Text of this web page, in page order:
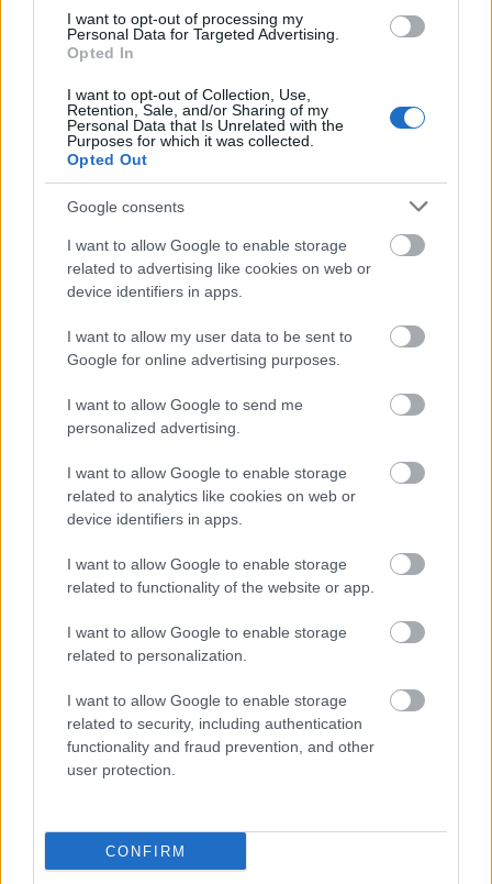
I want to opt-out of processing my
Personal Data for Targeted Advertising.
Opted In
I want to opt-out of Collection, Use,
Retention, Sale, and/or Sharing of my
Personal Data that Is Unrelated with the
Purposes for which it was collected.
Opted Out
Google consents
I want to allow Google to enable storage
related to advertising like cookies on web or
device identifiers in apps.
I want to allow my user data to be sent to
Google for online advertising purposes.
I want to allow Google to send me
personalized advertising.
I want to allow Google to enable storage
related to analytics like cookies on web or
device identifiers in apps.
I want to allow Google to enable storage
related to functionality of the website or app.
I want to allow Google to enable storage
related to personalization.
I want to allow Google to enable storage
related to security, including authentication
functionality and fraud prevention, and other
user protection.
CONFIRM
TV
Recenzje
Co kupić
Porady
Promocje
FinTech
Hardware PC
Moto
Gaming
AI
Redakcja
Reklama
Obserwuj nas
Zacznij pisać, żeby zobaczyć wyniki lub przyciśnij ESC,
ZOBACZ WSZYSTKIE WYNIKI
SUBSCRIBE
A customizable modal perfect for newsletters
[mc4wp_form id="496"]